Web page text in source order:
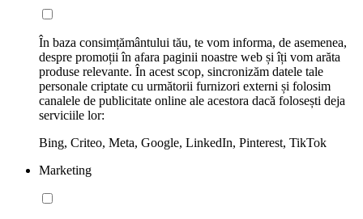
În baza consimțământului tău, te vom informa, de asemenea,
despre promoții în afara paginii noastre web și îți vom arăta
produse relevante. În acest scop, sincronizăm datele tale
personale criptate cu următorii furnizori externi și folosim
canalele de publicitate online ale acestora dacă folosești deja
serviciile lor:
Bing, Criteo, Meta, Google, LinkedIn, Pinterest, TikTok
Marketing